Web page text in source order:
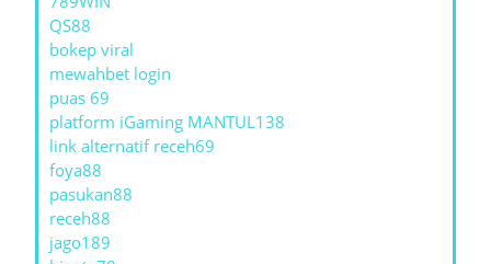
QS88
bokep viral
mewahbet login
puas 69
platform iGaming MANTUL138
link alternatif receh69
foya88
pasukan88
receh88
jago189